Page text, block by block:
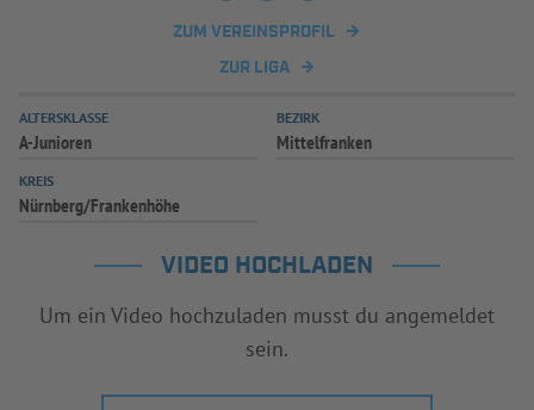
ZUM VEREINSPROFIL
ZUR LIGA
ALTERSKLASSE
A-Junioren
BEZIRK
Mittelfranken
KREIS
Nürnberg/Frankenhöhe
VIDEO HOCHLADEN
Um ein Video hochzuladen musst du angemeldet
sein.